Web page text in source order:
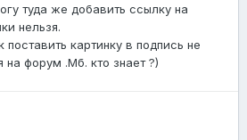
туда же добавить ссылку на
нельзя.
картинку в подпись не
на форум .Мб. кто знает ?)